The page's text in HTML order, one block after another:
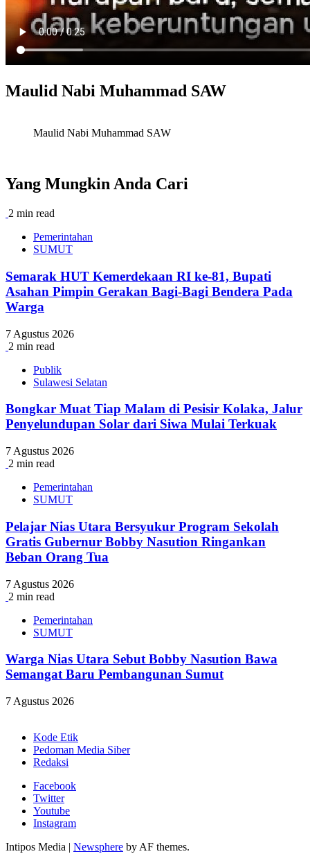
Maulid Nabi Muhammad SAW
Maulid Nabi Muhammad SAW
Yang Mungkin Anda Cari
2 min read
Pemerintahan
SUMUT
Semarak HUT Kemerdekaan RI ke-81, Bupati
Asahan Pimpin Gerakan Bagi-Bagi Bendera Pada
Warga
7 Agustus 2026
2 min read
Publik
Sulawesi Selatan
Bongkar Muat Tiap Malam di Pesisir Kolaka, Jalur
Penyelundupan Solar dari Siwa Mulai Terkuak
7 Agustus 2026
2 min read
Pemerintahan
SUMUT
Pelajar Nias Utara Bersyukur Program Sekolah
Gratis Gubernur Bobby Nasution Ringankan
Beban Orang Tua
7 Agustus 2026
2 min read
Pemerintahan
SUMUT
Warga Nias Utara Sebut Bobby Nasution Bawa
Semangat Baru Pembangunan Sumut
7 Agustus 2026
Kode Etik
Pedoman Media Siber
Redaksi
Facebook
Twitter
Youtube
Instagram
Intipos Media | Newsphere by AF themes.